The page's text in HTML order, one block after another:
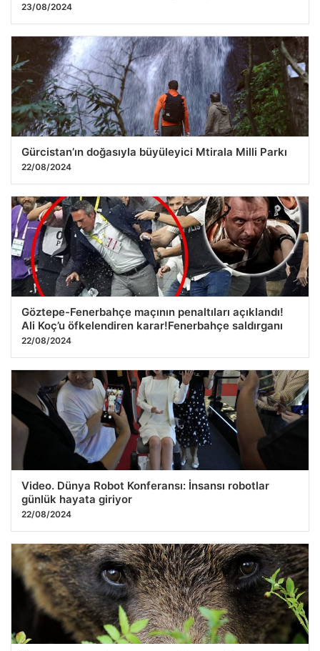
23/08/2024
Gürcistan’ın doğasıyla büyüleyici Mtirala Milli Parkı
22/08/2024
Göztepe-Fenerbahçe maçının penaltıları açıklandı!
Ali Koç’u öfkelendiren karar!Fenerbahçe saldırganı
22/08/2024
Video. Dünya Robot Konferansı: İnsansı robotlar
günlük hayata giriyor
22/08/2024